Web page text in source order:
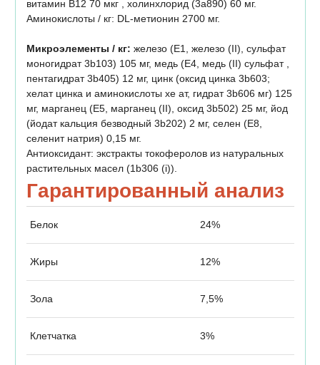
витамин B12 70 мкг , холинхлорид (3а890) 60 мг.
Аминокислоты / кг: DL-метионин 2700 мг.
Микроэлементы / кг: железо (Е1, железо (II), сульфат
моногидрат 3b103) 105 мг, медь (Е4, медь (II) сульфат ,
пентагидрат 3b405) 12 мг, цинк (оксид цинка 3b603;
хелат цинка и аминокислоты хе ат, гидрат 3b606 мг) 125
мг, марганец (Е5, марганец (II), оксид 3b502) 25 мг, йод
(йодат кальция безводный 3b202) 2 мг, селен (Е8,
селенит натрия) 0,15 мг.
Антиоксидант: экстракты токоферолов из натуральных
растительных масел (1b306 (i)).
Гарантированный анализ
Белок 24%
Жиры 12%
Зола 7,5%
Клетчатка 3%